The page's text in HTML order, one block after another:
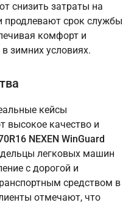
снизить затраты на
продлевают срок службы
комфорт и
зимних условиях.
кейсы
высокое качество и
NEXEN WinGuard
легковых машин
с дорогой и
средством в
отмечают, что